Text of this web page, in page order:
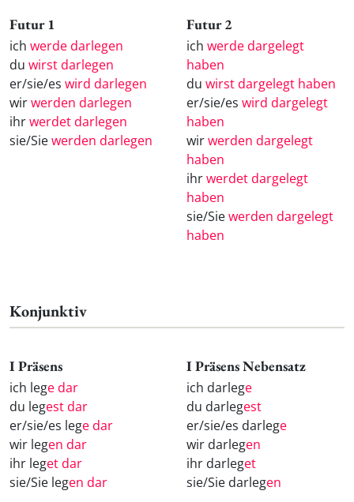
Futur 1
ich werde darlegen
du wirst darlegen
er/sie/es wird darlegen
wirwerden darlegen
ihrwerdet darlegen
sie/Siewerden darlegen
Futur 2
ich werde dargelegt
haben
du wirst dargelegt haben
er/sie/es wird dargelegt
haben
wirwerden dargelegt
haben
ihrwerdet dargelegt
haben
sie/Siewerden dargelegt
haben
Konjunktiv
I Präsens
ich lege dar
du legest dar
er/sie/es lege dar
wir legen dar
ihr leget dar
sie/Sie legen dar
I Präsens Nebensatz
ich darlege
du darlegest
er/sie/es darlege
wir darlegen
ihr darleget
sie/Sie darlegen